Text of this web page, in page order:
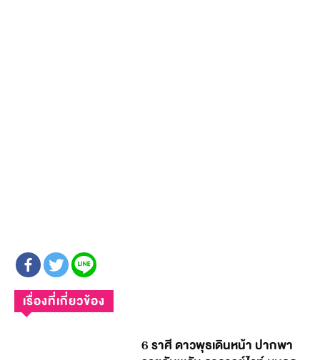
เรื่องที่เกี่ยวข้อง
6 ราศี ดาวพุธเดินหน้า ปากพา